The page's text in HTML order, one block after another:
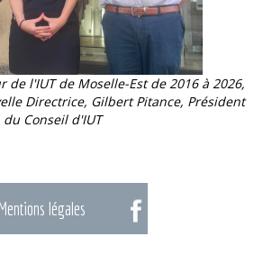
l'IUT de Moselle-Est de 2016 à 2026,
Directrice, Gilbert Pitance, Président
du Conseil d'IUT
Mentions légales
réseaux